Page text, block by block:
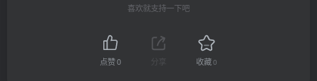
喜欢就支持一下吧
点赞0 分享 收藏0